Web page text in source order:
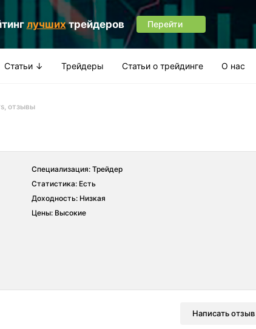
лучшихтрейдеров Перейти
Статьи ↓ Трейдеры Статьи о трейдинге О нас
отзывы
Специализация: Трейдер
Статистика: Есть
Доходность: Низкая
Цены: Высокие
Написать отзыв